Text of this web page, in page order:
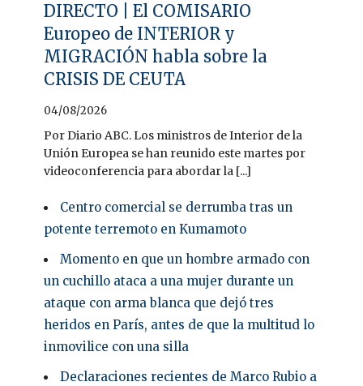
DIRECTO | El COMISARIO
Europeo de INTERIOR y
MIGRACIÓN habla sobre la
CRISIS DE CEUTA
04/08/2026
Por Diario ABC. Los ministros de Interior de la
Unión Europea se han reunido este martes por
videoconferencia para abordar la [...]
Centro comercial se derrumba tras un
potente terremoto en Kumamoto
Momento en que un hombre armado con
un cuchillo ataca a una mujer durante un
ataque con arma blanca que dejó tres
heridos en París, antes de que la multitud lo
inmovilice con una silla
Declaraciones recientes de Marco Rubio a